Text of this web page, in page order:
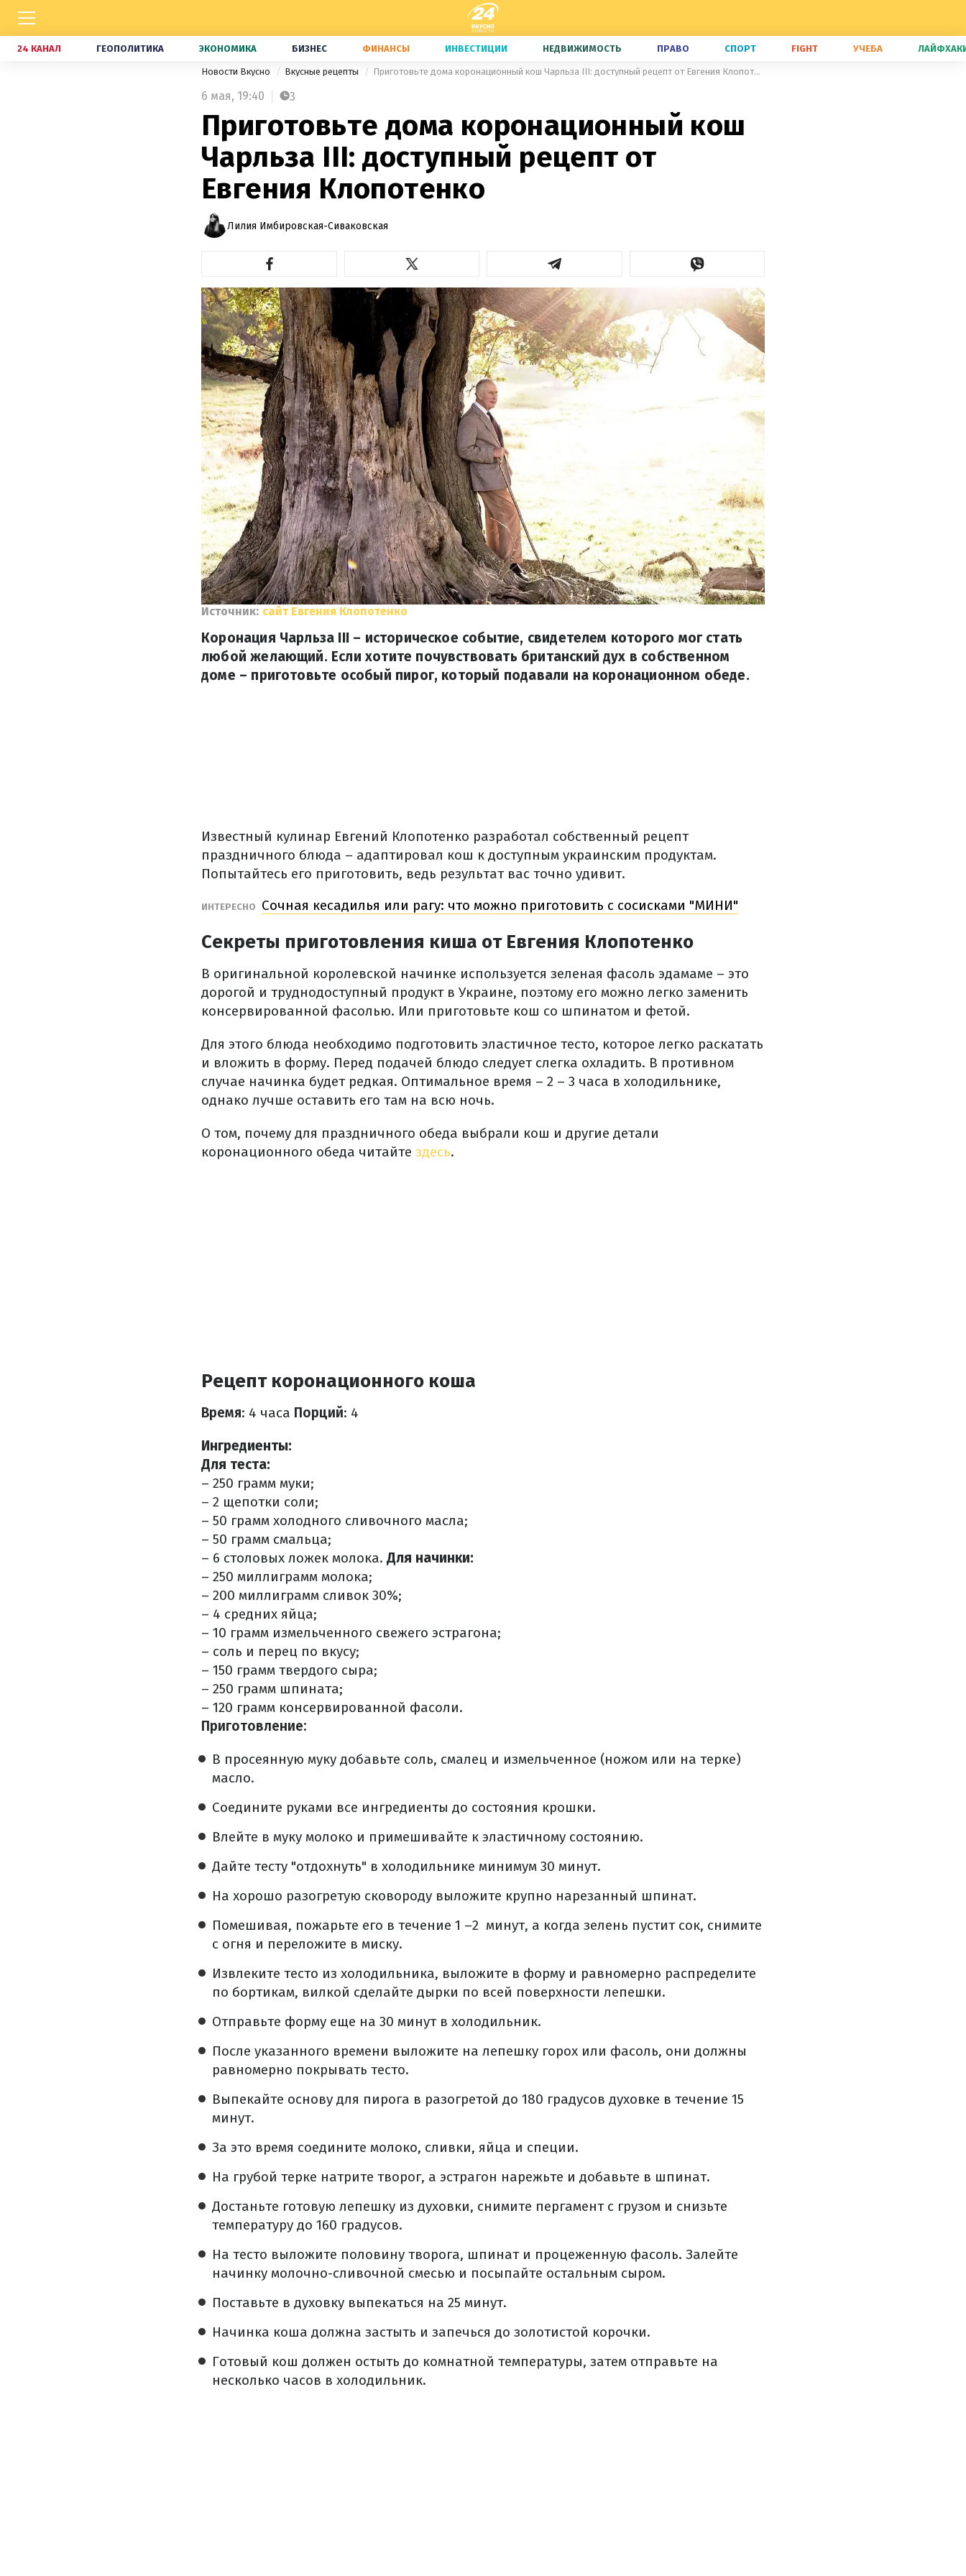
24 КАНАЛ ГЕОПОЛИТИКА ЭКОНОМИКА БИЗНЕС ФИНАНСЫ ИНВЕСТИЦИИ НЕДВИЖИМОСТЬ ПРАВО СПОРТ FIGHT УЧЕБА
Новости Вкусно Вкусные рецепты Приготовьте дома коронационный кош Чарльза ІІІ: доступный рецепт от Евгения Клопотенко
6 мая, 19:40 3
Приготовьте дома коронационный кош
Чарльза ІІІ: доступный рецепт от
Евгения Клопотенко
Лилия Имбировская-Сиваковская
Источник: сайт Евгения Клопотенко
Коронация Чарльза ІІІ – историческое событие, свидетелем которого мог стать
любой желающий. Если хотите почувствовать британский дух в собственном
доме – приготовьте особый пирог, который подавали на коронационном обеде.
Известный кулинар Евгений Клопотенко разработал собственный рецепт
праздничного блюда – адаптировал кош к доступным украинским продуктам.
Попытайтесь его приготовить, ведь результат вас точно удивит.
ИНТЕРЕСНО Сочная кесадилья или рагу: что можно приготовить с сосисками "МИНИ"
Секреты приготовления киша от Евгения Клопотенко
В оригинальной королевской начинке используется зеленая фасоль эдамаме – это
дорогой и труднодоступный продукт в Украине, поэтому его можно легко заменить
консервированной фасолью. Или приготовьте кош со шпинатом и фетой.
Для этого блюда необходимо подготовить эластичное тесто, которое легко раскатать
и вложить в форму. Перед подачей блюдо следует слегка охладить. В противном
случае начинка будет редкая. Оптимальное время – 2 – 3 часа в холодильнике,
однако лучше оставить его там на всю ночь.
О том, почему для праздничного обеда выбрали кош и другие детали
коронационного обеда читайте здесь.
Рецепт коронационного коша
Время: 4 часа Порций: 4
Ингредиенты:
Для теста:
– 250 грамм муки;
– 2 щепотки соли;
– 50 грамм холодного сливочного масла;
– 50 грамм смальца;
– 6 столовых ложек молока. Для начинки:
– 250 миллиграмм молока;
– 200 миллиграмм сливок 30%;
– 4 средних яйца;
– 10 грамм измельченного свежего эстрагона;
– соль и перец по вкусу;
– 150 грамм твердого сыра;
– 250 грамм шпината;
– 120 грамм консервированной фасоли.
Приготовление:
В просеянную муку добавьте соль, смалец и измельченное (ножом или на терке)
масло.
Соедините руками все ингредиенты до состояния крошки.
Влейте в муку молоко и примешивайте к эластичному состоянию.
Дайте тесту "отдохнуть" в холодильнике минимум 30 минут.
На хорошо разогретую сковороду выложите крупно нарезанный шпинат.
Помешивая, пожарьте его в течение 1 –2 минут, а когда зелень пустит сок, снимите
с огня и переложите в миску.
Извлеките тесто из холодильника, выложите в форму и равномерно распределите
по бортикам, вилкой сделайте дырки по всей поверхности лепешки.
Отправьте форму еще на 30 минут в холодильник.
После указанного времени выложите на лепешку горох или фасоль, они должны
равномерно покрывать тесто.
Выпекайте основу для пирога в разогретой до 180 градусов духовке в течение 15
минут.
За это время соедините молоко, сливки, яйца и специи.
На грубой терке натрите творог, а эстрагон нарежьте и добавьте в шпинат.
Достаньте готовую лепешку из духовки, снимите пергамент с грузом и снизьте
температуру до 160 градусов.
На тесто выложите половину творога, шпинат и процеженную фасоль. Залейте
начинку молочно-сливочной смесью и посыпайте остальным сыром.
Поставьте в духовку выпекаться на 25 минут.
Начинка коша должна застыть и запечься до золотистой корочки.
Готовый кош должен остыть до комнатной температуры, затем отправьте на
несколько часов в холодильник.